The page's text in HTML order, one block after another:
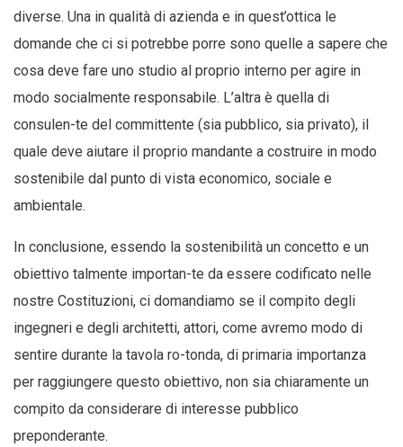
diverse. Una in qualità di azienda e in quest’ottica le
domande che ci si potrebbe porre sono quelle a sapere che
cosa deve fare uno studio al proprio interno per agire in
modo socialmente responsabile. L’altra è quella di
consulen-te del committente (sia pubblico, sia privato), il
quale deve aiutare il proprio mandante a costruire in modo
sostenibile dal punto di vista economico, sociale e
ambientale.
In conclusione, essendo la sostenibilità un concetto e un
obiettivo talmente importan-te da essere codificato nelle
nostre Costituzioni, ci domandiamo se il compito degli
ingegneri e degli architetti, attori, come avremo modo di
sentire durante la tavola ro-tonda, di primaria importanza
per raggiungere questo obiettivo, non sia chiaramente un
compito da considerare di interesse pubblico
preponderante.